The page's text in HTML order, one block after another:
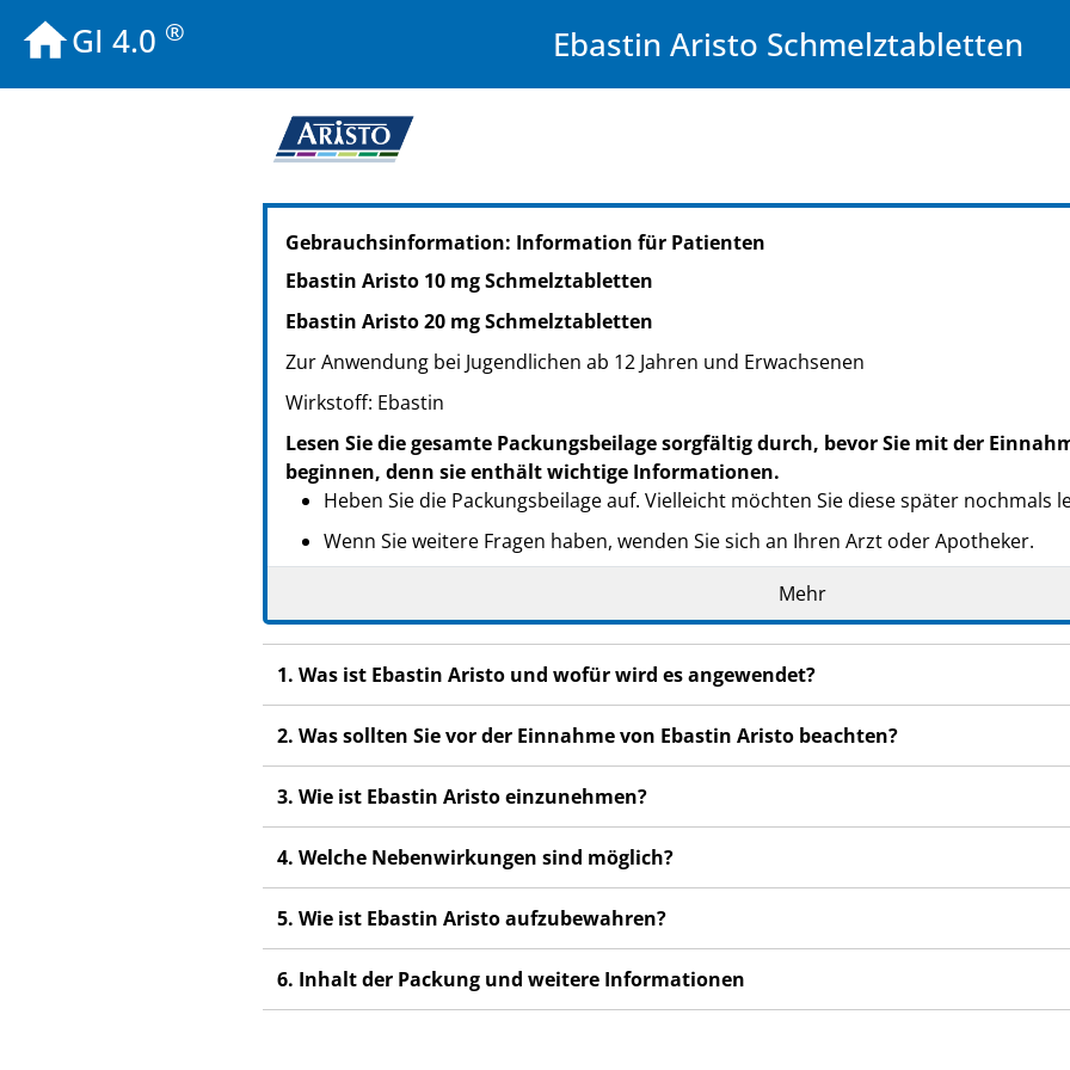
GI 4.0 ® Ebastin Aristo Schmelztabletten
PZN: 14410523
PPN: 111441052377
PZN: 10114124
PZN: 20272717
PPN: 112027271762
PZN: 20272775
PPN: 112027277503
PZN: 10114130
PPN: 111011413012
PZN: 20272752
PPN: 112027275247
PZN: 10114147
Gebrauchsinformation: Information für Patienten
Ebastin Aristo 10 mg Schmelztabletten
Ebastin Aristo 20 mg Schmelztabletten
Zur Anwendung bei Jugendlichen ab 12 Jahren und Erwachsenen
Wirkstoff: Ebastin
Lesen Sie die gesamte Packungsbeilage sorgfältig durch, bevor Sie mit der
beginnen, denn sie enthält wichtige Informationen.
Heben Sie die Packungsbeilage auf. Vielleicht möchten Sie diese später nochmals
Wenn Sie weitere Fragen haben, wenden Sie sich an Ihren Arzt oder Apotheker.
Dieses Arzneimittel wurde Ihnen persönlich verschrieben. Geben Sie es nicht an
Wenn Sie Nebenwirkungen bemerken, wenden Sie sich an Ihren Arzt oder
Nebenwirkungen, die nicht in dieser Packungsbeilage angegeben sind. Siehe
Mehr
1. Was ist Ebastin Aristo und wofür wird es angewendet?
2. Was sollten Sie vor der Einnahme von Ebastin Aristo beachten?
3. Wie ist Ebastin Aristo einzunehmen?
4. Welche Nebenwirkungen sind möglich?
5. Wie ist Ebastin Aristo aufzubewahren?
6. Inhalt der Packung und weitere Informationen